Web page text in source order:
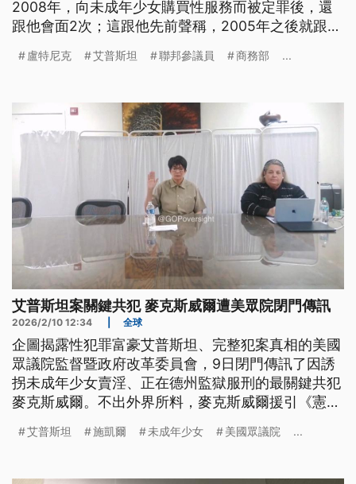
2008年，向未成年少女購買性服務而被定罪後，還
跟他會面2次；這跟他先前聲稱，2005年之後就跟艾
盧特尼克 艾普斯坦 聯邦參議員 商務部 ...
艾普斯坦案關鍵共犯 麥克斯威爾遭美眾院閉門傳訊
2026/2/10 12:34 全球
企圖揭露性犯罪富豪艾普斯坦、完整犯案真相的美國
眾議院監督暨政府改革委員會，9日閉門傳訊了因誘
拐未成年少女賣淫、正在德州監獄服刑的最關鍵共犯
麥克斯威爾。不出外界所料，麥克斯威爾援引《憲法
「只要川普總統給予特赦，她就會誠實地說出一
艾普斯坦 施凱爾 未成年少女 美國眾議院 ...